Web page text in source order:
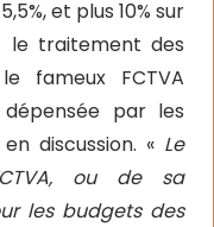
et plus 10% sur
le traitement des
fameux FCTVA
par les
discussion. « Le
ou de sa
les budgets des